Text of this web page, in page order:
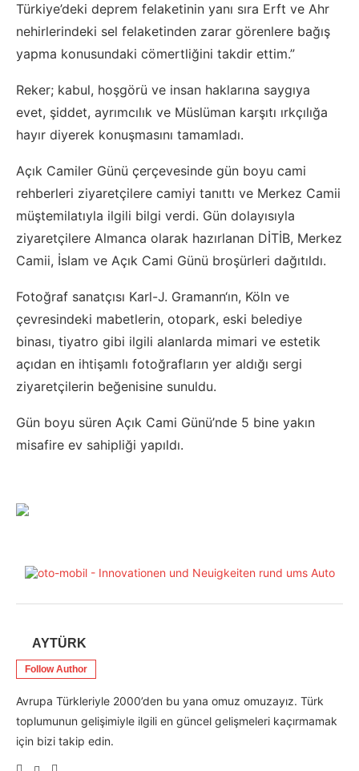
Türkiye’deki deprem felaketinin yanı sıra Erft ve Ahr
nehirlerindeki sel felaketinden zarar görenlere bağış
yapma konusundaki cömertliğini takdir ettim.”
Reker; kabul, hoşgörü ve insan haklarına saygıya
evet, şiddet, ayrımcılık ve Müslüman karşıtı ırkçılığa
hayır diyerek konuşmasını tamamladı.
Açık Camiler Günü çerçevesinde gün boyu cami
rehberleri ziyaretçilere camiyi tanıttı ve Merkez Camii
müştemilatıyla ilgili bilgi verdi. Gün dolayısıyla
ziyaretçilere Almanca olarak hazırlanan DİTİB, Merkez
Camii, İslam ve Açık Cami Günü broşürleri dağıtıldı.
Fotoğraf sanatçısı Karl-J. Gramann‘ın, Köln ve
çevresindeki mabetlerin, otopark, eski belediye
binası, tiyatro gibi ilgili alanlarda mimari ve estetik
açıdan en ihtişamlı fotoğrafların yer aldığı sergi
ziyaretçilerin beğenisine sunuldu.
Gün boyu süren Açık Cami Günü’nde 5 bine yakın
misafire ev sahipliği yapıldı.
AYTÜRK
Follow Author
Avrupa Türkleriyle 2000’den bu yana omuz omuzayız. Türk
toplumunun gelişimiyle ilgili en güncel gelişmeleri kaçırmamak
için bizi takip edin.